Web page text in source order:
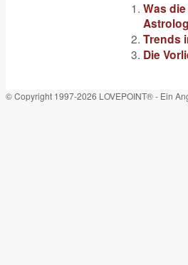
Was
Trends
Die
© Copyright 1997-2026 LOVEPOINT® - Ein